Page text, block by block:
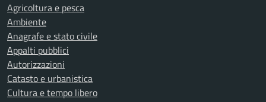
Agricoltura e pesca
Ambiente
Anagrafe e stato civile
Appalti pubblici
Autorizzazioni
Catasto e urbanistica
Cultura e tempo libero